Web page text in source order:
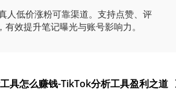
人低价涨粉可靠渠道。支持点赞、评
效提升笔记曝光与账号影响力。
具怎么赚钱-TikTok分析工具盈利之道